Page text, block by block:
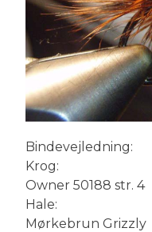
Bindevejledning:
Krog:
Owner 50188 str. 4
Hale:
Mørkebrun Grizzly